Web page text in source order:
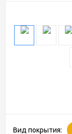
Вид покрытия: